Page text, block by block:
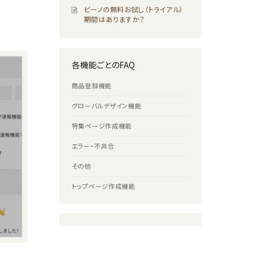
ビーノの無料お試し（トライアル）
期間はありますか？
各機能ごとのFAQ
商品登録機能
グローバルデザイン機能
特集ページ作成機能
エラー・不具合
その他
トップページ作成機能